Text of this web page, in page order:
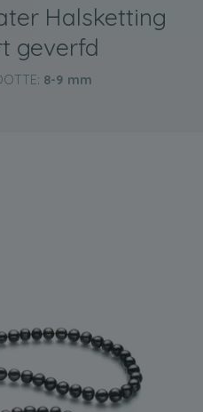
Halsketting
geverfd
8-9 mm